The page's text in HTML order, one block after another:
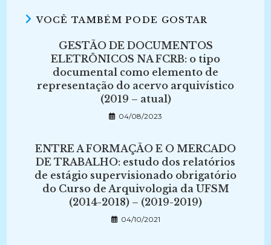
VOCÊ TAMBÉM PODE GOSTAR
GESTÃO DE DOCUMENTOS
ELETRÔNICOS NA FCRB: o tipo
documental como elemento de
representação do acervo arquivístico
(2019 – atual)
04/08/2023
ENTRE A FORMAÇÃO E O MERCADO
DE TRABALHO: estudo dos relatórios
de estágio supervisionado obrigatório
do Curso de Arquivologia da UFSM
(2014-2018) – (2019-2019)
04/10/2021